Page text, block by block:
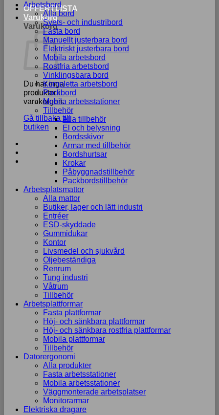
OFFERTLISTA
Varukorg
Varukorg
Du har inga
produkter i
varukorgen.
Gå tillbaka till
butiken
Arbetsbord
Alla bord
Svets- och industribord
Fasta bord
Manuellt justerbara bord
Elektriskt justerbara bord
Mobila arbetsbord
Rostfria arbetsbord
Vinklingsbara bord
Kompletta arbetsbord
Packbord
Mobila arbetsstationer
Tillbehör
Alla tillbehör
El och belysning
Bordsskivor
Armar med tillbehör
Bordshurtsar
Krokar
Påbyggnadstillbehör
Packbordstillbehör
Arbetsplatsmattor
Alla mattor
Butiker, lager och lätt industri
Entréer
ESD-skyddade
Gummidukar
Kontor
Livsmedel och sjukvård
Oljebeständiga
Renrum
Tung industri
Våtrum
Tillbehör
Arbetsplattformar
Fasta plattformar
Höj- och sänkbara plattformar
Höj- och sänkbara rostfria plattformar
Mobila plattformar
Tillbehör
Datorergonomi
Alla produkter
Fasta arbetsstationer
Mobila arbetsstationer
Väggmonterade arbetsplatser
Monitorarmar
Elektriska dragare